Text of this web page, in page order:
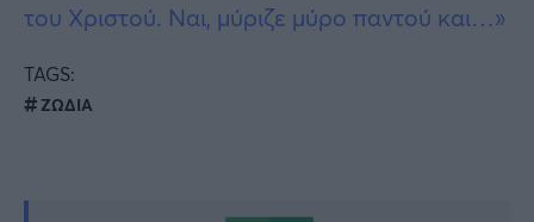
του Χριστού. Ναι, μύριζε μύρο παντού και…»
TAGS:
ΖΩΔΙΑ